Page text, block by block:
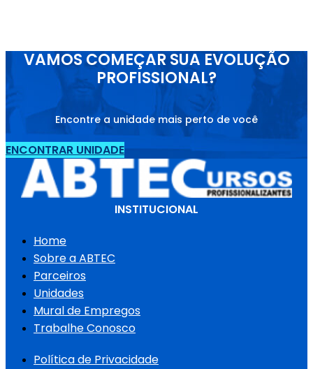
VAMOS COMEÇAR SUA EVOLUÇÃO
PROFISSIONAL?
Encontre a unidade mais perto de você
ENCONTRAR UNIDADE
INSTITUCIONAL
Home
Sobre a ABTEC
Parceiros
Unidades
Mural de Empregos
Trabalhe Conosco
Política de Privacidade